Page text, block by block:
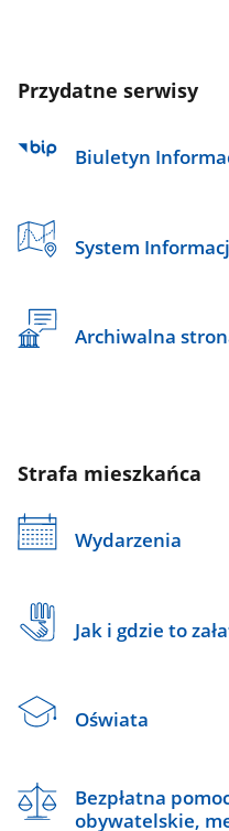
Przydatne serwisy
Biuletyn
System
Archiwalna
Strafa mieszkańca
Wydarzenia
Jak i gdzie to
Oświata
Bezpłatna
obywatelskie,